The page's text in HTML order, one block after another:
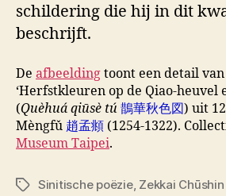
schildering die hij in dit
beschrijft.
De afbeelding toont een detail
‘Herfstkleuren op de Qiao-heuvel
(Quèhuá qiūsè tú 鵲華秋色図) uit
Mèngfǔ 趙孟頫 (1254-1322).
Museum Taipei.
TagsSinitische poëzie, Zekkai Chūshin